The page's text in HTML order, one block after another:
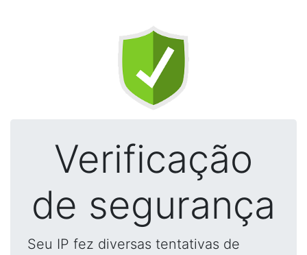
Verificação
de segurança
Seu IP fez diversas tentativas de